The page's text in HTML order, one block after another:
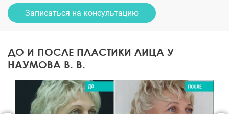
Записаться на консультацию
ДО И ПОСЛЕ ПЛАСТИКИ ЛИЦА У
НАУМОВА В. В.